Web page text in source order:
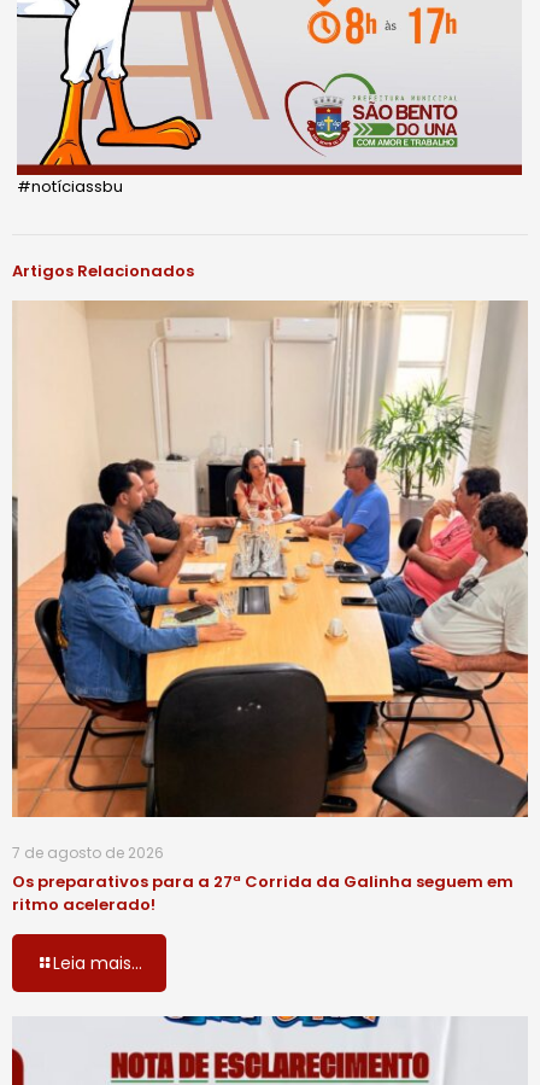
#notíciassbu
Artigos Relacionados
7 de agosto de 2026
Os preparativos para a 27ª Corrida da Galinha seguem em
ritmo acelerado!
Leia mais...